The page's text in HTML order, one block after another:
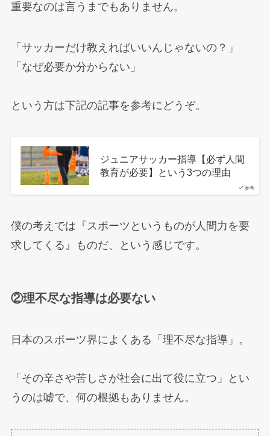
重要なのは言うまでもありません。
「サッカーだけ教えればいいんじゃないの？」
「なぜ必要か分からない」
という方は下記の記事を参考にどうぞ。
参考
ジュニアサッカー指導【必ず人間
教育が必要】という3つの理由
僕の考えでは『スポーツというものが人間力を要
求してくる』ものだ、という感じです。
②理不尽な指導は必要ない
日本のスポーツ界によくある「理不尽な指導」。
「その辛さや苦しさが社会に出て役に立つ」とい
うのは嘘で、何の根拠もありません。